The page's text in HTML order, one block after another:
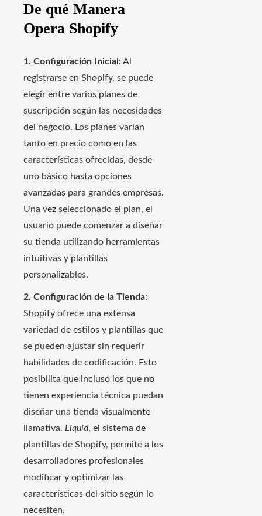
De qué Manera
Opera Shopify
1. Configuración Inicial:Al
registrarse en Shopify, se puede
elegir entre varios planes de
suscripción según las necesidades
del negocio. Los planes varían
tanto en precio como en las
características ofrecidas, desde
uno básico hasta opciones
avanzadas para grandes empresas.
Una vez seleccionado el plan, el
usuario puede comenzar a diseñar
su tienda utilizando herramientas
intuitivas y plantillas
personalizables.
2. Configuración de la Tienda:
Shopify ofrece una extensa
variedad de estilos y plantillas que
se pueden ajustar sin requerir
habilidades de codificación. Esto
posibilita que incluso los que no
tienen experiencia técnica puedan
diseñar una tienda visualmente
llamativa. Liquid, el sistema de
plantillas de Shopify, permite a los
desarrolladores profesionales
modificar y optimizar las
características del sitio según lo
necesiten.